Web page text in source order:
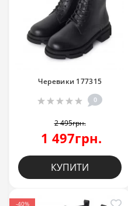
Черевики 177315
0
2 495грн.
1 497грн.
КУПИТИ
-40%